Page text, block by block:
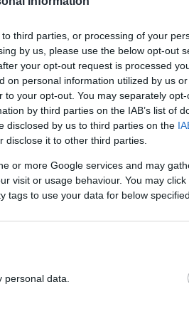
third parties, or processing of your
by us, please use the below opt-out
your opt-out request is processed
on personal information utilized by us
your opt-out. You may separately
by third parties on the IAB’s list of
disclosed by us to third parties on the
disclose it to other third parties.
or more Google services and may
visit or usage behaviour. You may
tags to use your data for below
data.
στη μείωση του
CO2 τα τελευταία
περισσότερα από 2.800
400 θέσεις ταχυφόρτισης